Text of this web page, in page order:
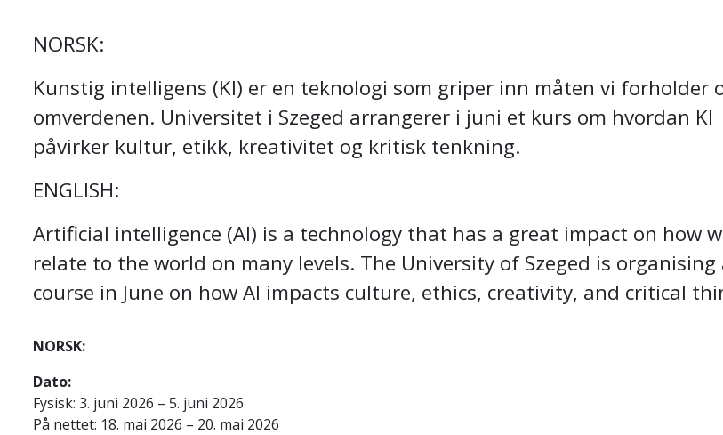
NORSK:
Kunstig intelligens (KI) er en teknologi som griper inn måten vi forholder
omverdenen. Universitet i Szeged arrangerer i juni et kurs om hvordan KI
påvirker kultur, etikk, kreativitet og kritisk tenkning.
ENGLISH:
Artificial intelligence (AI) is a technology that has a great impact on how
relate to the world on many levels. The University of Szeged is organising
course in June on how AI impacts culture, ethics, creativity, and critical
NORSK:
Dato:
Fysisk: 3. juni 2026 – 5. juni 2026
På nettet: 18. mai 2026 – 20. mai 2026